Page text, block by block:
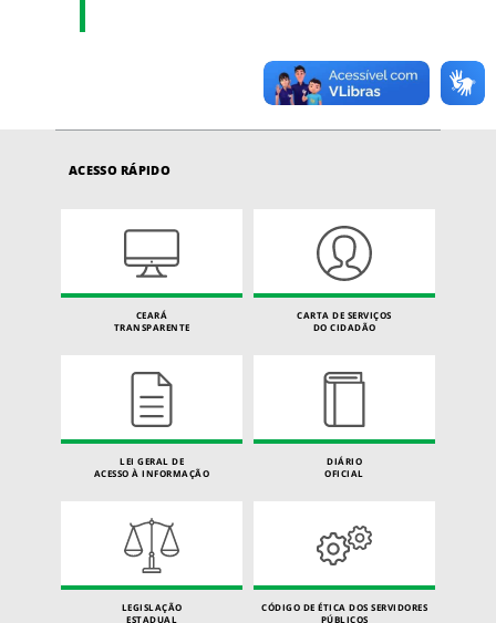
ACESSO RÁPIDO
CEARÁ
TRANSPARENTE
CARTA DE SERVIÇOS
DO CIDADÃO
LEI GERAL DE
ACESSO À INFORMAÇÃO
DIÁRIO
OFICIAL
LEGISLAÇÃO
ESTADUAL
CÓDIGO DE ÉTICA DOS SERVIDORES
PÚBLICOS